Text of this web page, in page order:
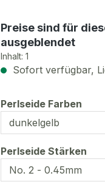
Preise sind für
ausgeblendet
Inhalt: 1
Sofort verfügbar,
Perlseide Farben
Perlseide Stärken